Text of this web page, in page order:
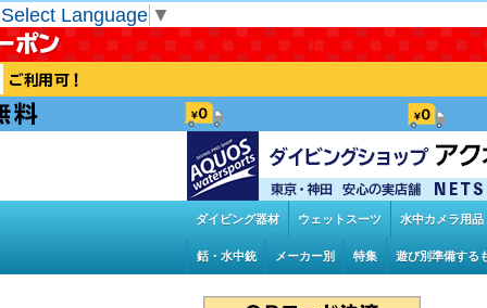
Select Language ▼
ダイビング器材 ウェットスーツ 水中カメラ用品
銛・水中銃 メーカー別 特集 遊び別準備する